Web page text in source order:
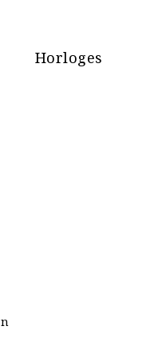
Horloges